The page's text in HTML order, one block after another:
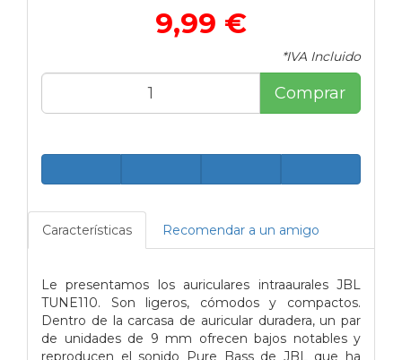
9,99 €
*IVA Incluido
Comprar
Características Recomendar a un amigo
Le presentamos los auriculares intraaurales JBL
TUNE110. Son ligeros, cómodos y compactos.
Dentro de la carcasa de auricular duradera, un par
de unidades de 9 mm ofrecen bajos notables y
reproducen el sonido Pure Bass de JBL que ha